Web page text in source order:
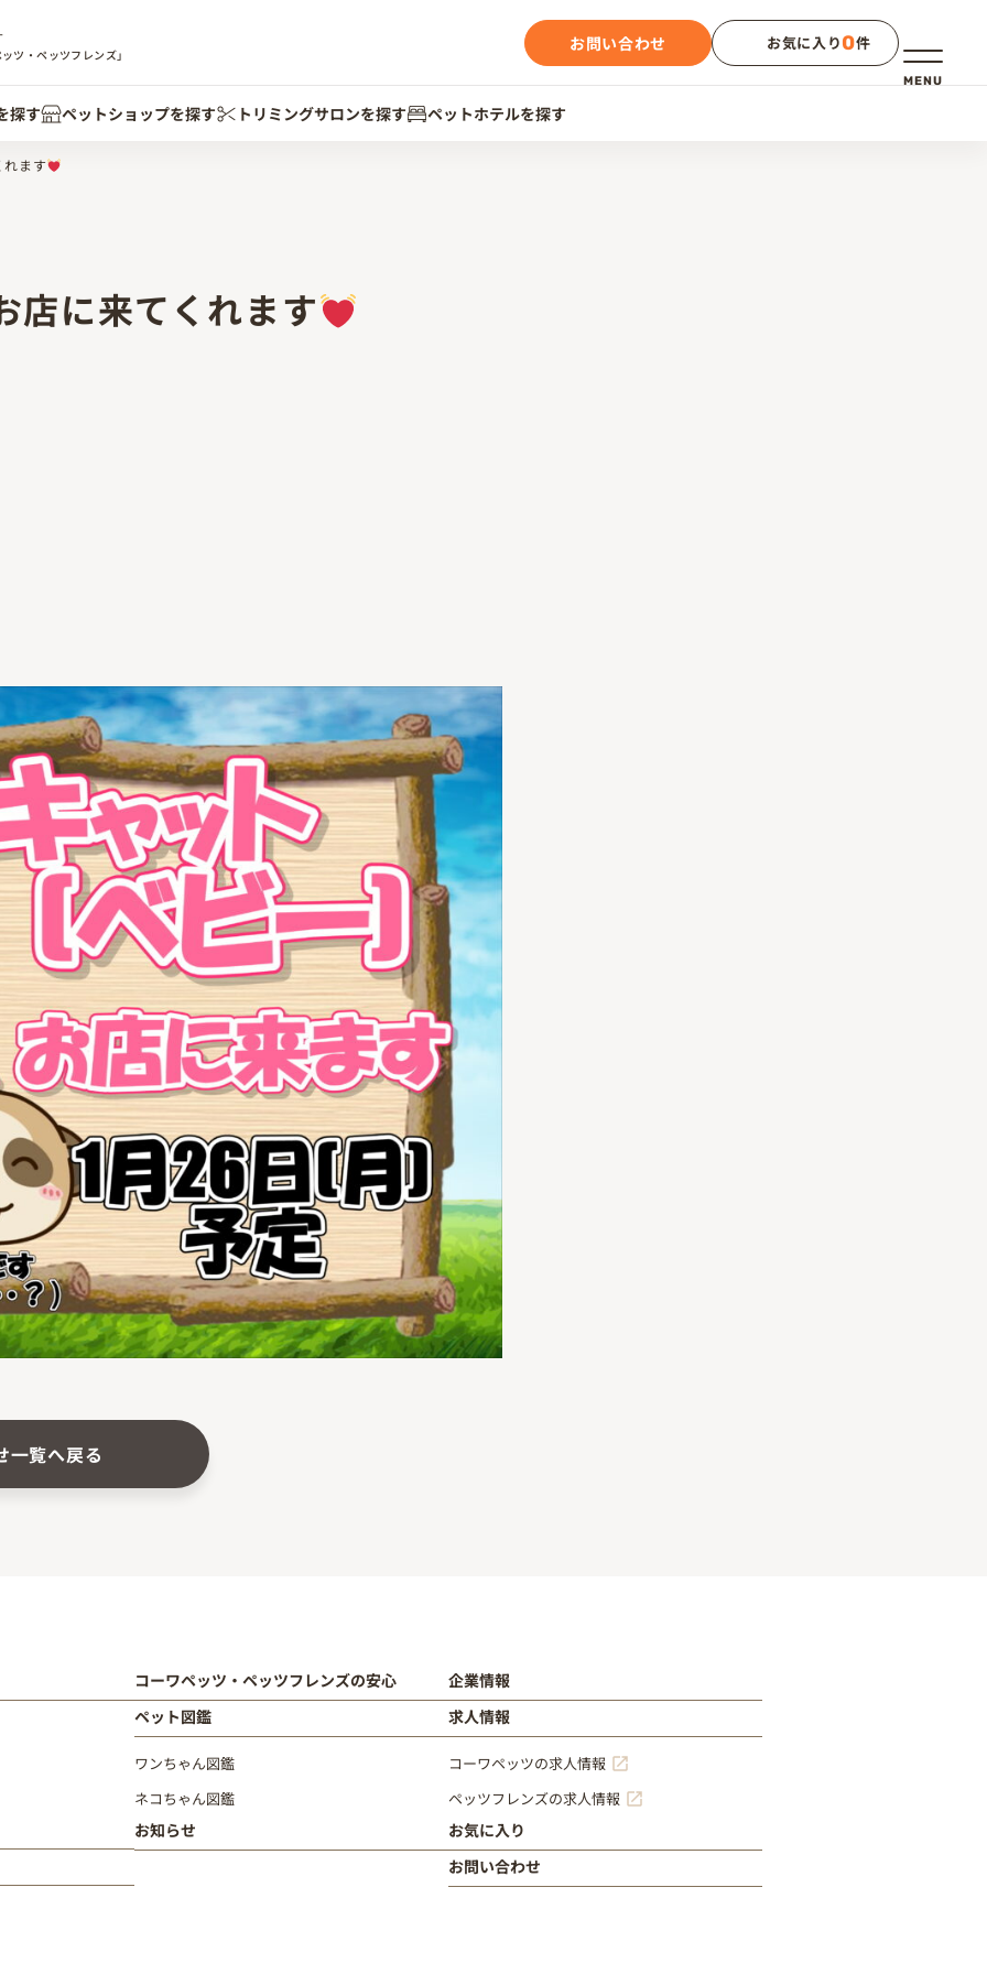
メニュー
MENU
ツ・ペッツフレンズ」
お問い合わせ お気に入り0件
探す ペットショップを探す トリミングサロンを探す ペットホテルを探す
れます
店に来てくれます
一覧へ戻る
コーワペッツ・ペッツフレンズの安心
ペット図鑑
ワンちゃん図鑑
ネコちゃん図鑑
お知らせ
企業情報
求人情報
コーワペッツの求人情報
ペッツフレンズの求人情報
お気に入り
お問い合わせ